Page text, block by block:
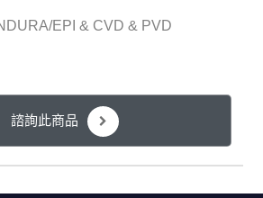
EPI & CVD & PVD
諮詢此商品